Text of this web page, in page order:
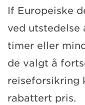
If Europeiske
ved utstedelse
timer eller
de valgt å
reiseforsikring
rabattert pris.